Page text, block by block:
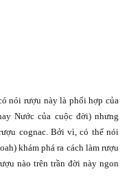
nói rượu này là phối hợp của
Nước của cuộc đời) nhưng
cognac. Bởi vì, có thể nói
khám phá ra cách làm rượu
nào trên trần đời này ngon